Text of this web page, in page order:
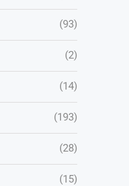
(93)
(2)
(14)
(193)
(28)
(15)